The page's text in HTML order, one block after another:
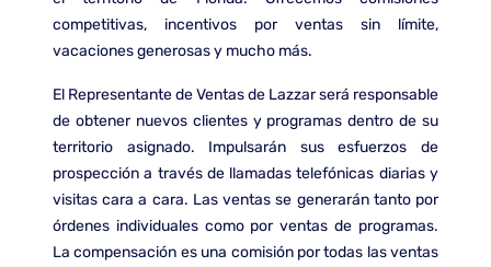
competitivas, incentivos por ventas sin límite,
vacaciones generosas y mucho más.
El Representante de Ventas de Lazzar será responsable
de obtener nuevos clientes y programas dentro de su
territorio asignado. Impulsarán sus esfuerzos de
prospección a través de llamadas telefónicas diarias y
visitas cara a cara. Las ventas se generarán tanto por
órdenes individuales como por ventas de programas.
La compensación es una comisión por todas las ventas